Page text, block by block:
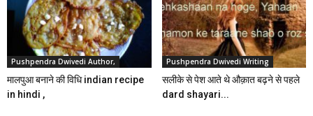
Pushpendra Dwivedi Author,
मालपुआ बनाने की विधि indian recipe
in hindi ,
Pushpendra Dwivedi Writing
सलीके से पेश आते थे औक़ात बढ़ने से पहले
dard shayari...